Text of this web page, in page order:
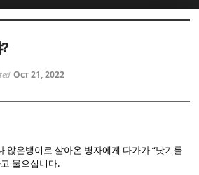
Oct 21, 2022
앉은뱅이로 살아온 병자에게 다가가“낫기를
물으십니다.
케치북5
스케치북5
케치북5
스케치북5